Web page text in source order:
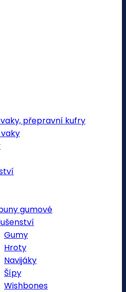
přepravní kufry
gumové
Gumy
Hroty
Navijáky
Šípy
Wishbones